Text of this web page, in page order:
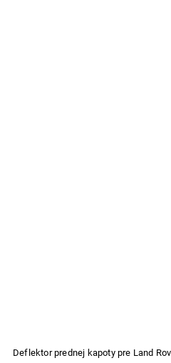
Deflektor prednej kapoty pre Land